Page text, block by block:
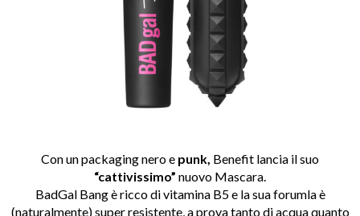
Con un packaging nero e punk, Benefit lancia il suo
“cattivissimo” nuovo Mascara.
BadGal Bang è ricco di vitamina B5 e la sua forumla è
(naturalmente) super resistente, a prova tanto di acqua quanto